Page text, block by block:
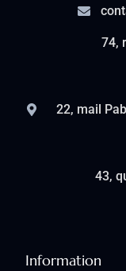
Information
74,
22, mail
43,